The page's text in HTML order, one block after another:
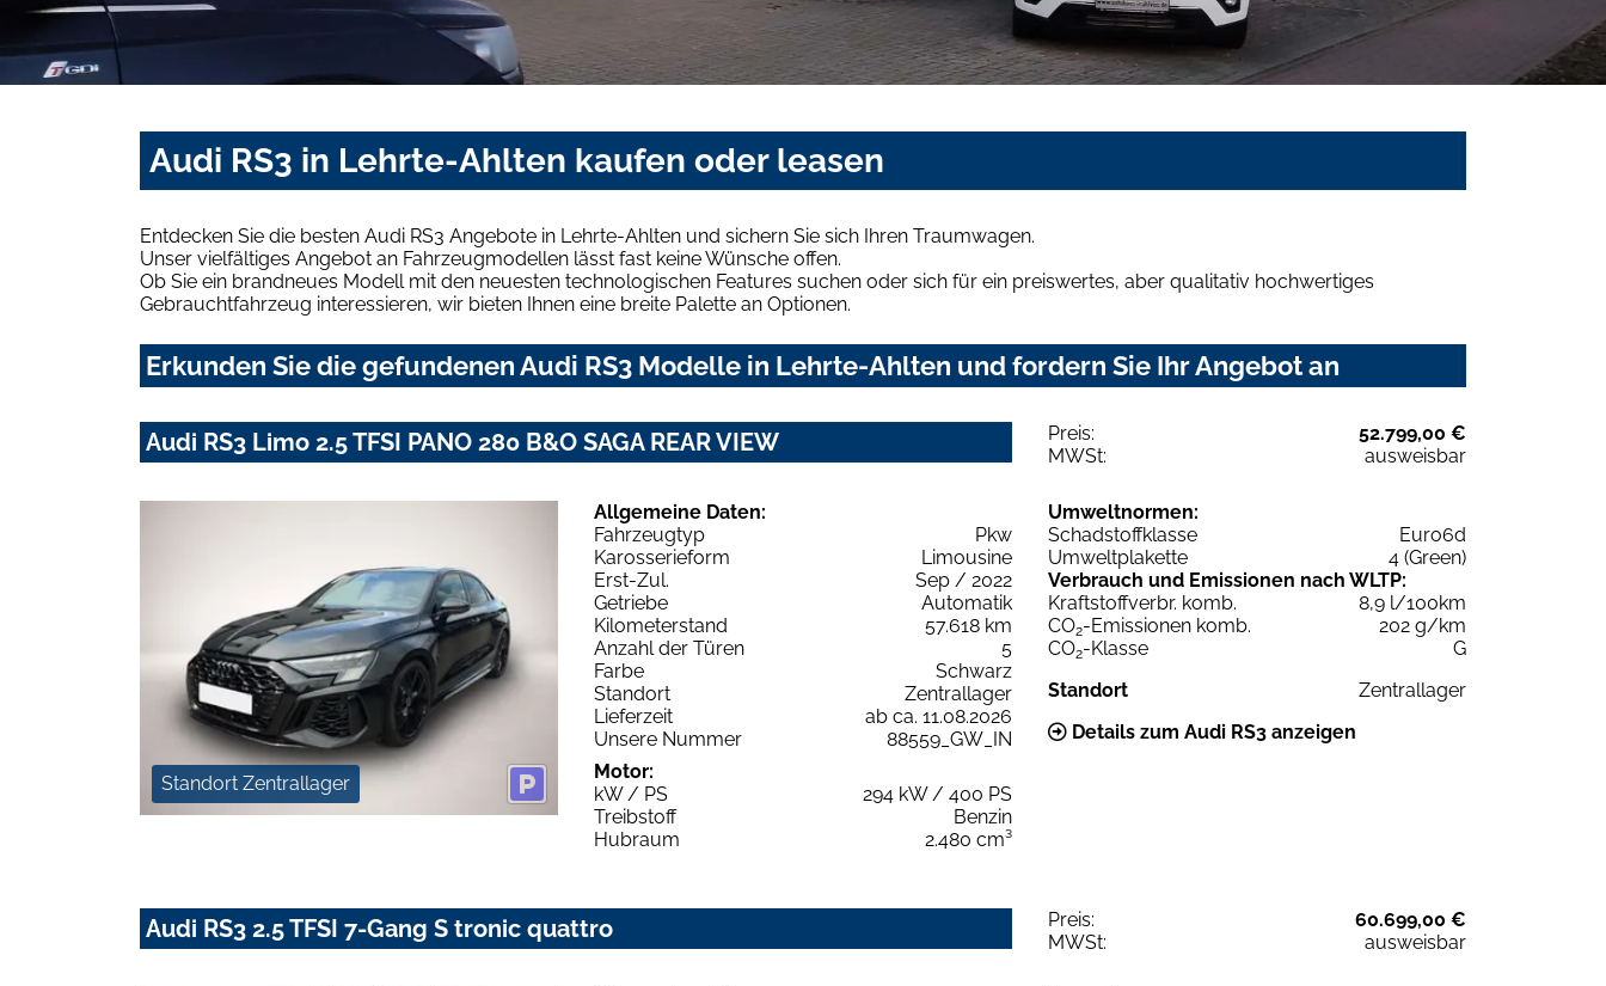
Audi RS3 in Lehrte-Ahlten kaufen oder leasen
Entdecken Sie die besten Audi RS3 Angebote in Lehrte-Ahlten und sichern Sie sich Ihren Traumwagen.
Unser vielfältiges Angebot an Fahrzeugmodellen lässt fast keine Wünsche offen.
Ob Sie ein brandneues Modell mit den neuesten technologischen Features suchen oder sich für ein preiswertes, aber qualitativ hochwertiges
Gebrauchtfahrzeug interessieren, wir bieten Ihnen eine breite Palette an Optionen.
Erkunden Sie die gefundenen Audi RS3 Modelle in Lehrte-Ahlten und fordern Sie Ihr Angebot an
Audi RS3 Limo 2.5 TFSI PANO 280 B&O SAGA REAR VIEW Preis:
52.799,00 €
MWSt:
ausweisbar
Standort Zentrallager
Allgemeine Daten:
Fahrzeugtyp
Pkw
Karosserieform
Limousine
Erst-Zul.
Sep / 2022
Getriebe
Automatik
Kilometerstand
57.618 km
Anzahl der Türen
5
Farbe
Schwarz
Standort
Zentrallager
Lieferzeit
ab ca. 11.08.2026
Unsere Nummer
88559_GW_IN
Motor:
kW / PS
294 kW / 400 PS
Treibstoff
Benzin
Hubraum
2.480 cm³
Umweltnormen:
Schadstoffklasse
Euro6d
Umweltplakette
4 (Green)
Verbrauch und Emissionen nach WLTP:
Kraftstoffverbr. komb.
8,9 l/100km
CO2-Emissionen komb.
202 g/km
CO2-Klasse
G
Standort
Zentrallager
Details zum Audi RS3 anzeigen
Audi RS3 2.5 TFSI 7-Gang S tronic quattro Preis:
60.699,00 €
MWSt:
ausweisbar